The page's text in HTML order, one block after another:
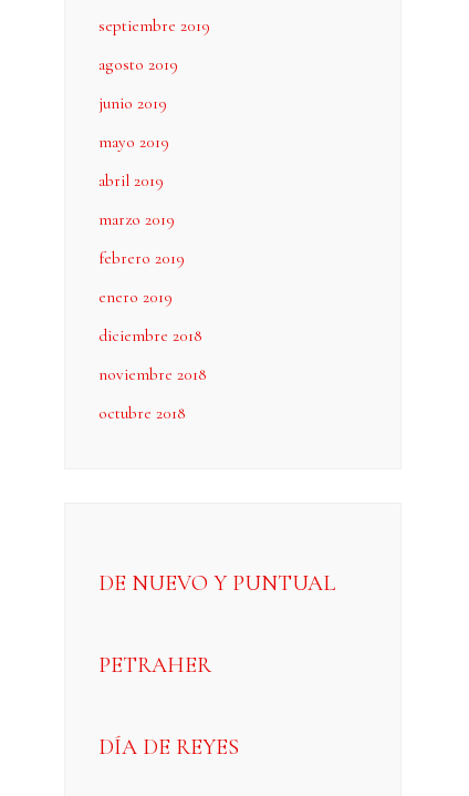
septiembre 2019
agosto 2019
junio 2019
mayo 2019
abril 2019
marzo 2019
febrero 2019
enero 2019
diciembre 2018
noviembre 2018
octubre 2018
DE NUEVO Y PUNTUAL
PETRAHER
DÍA DE REYES